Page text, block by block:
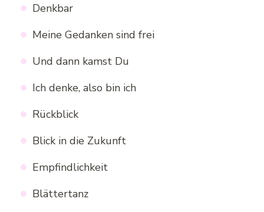
Denkbar
Meine Gedanken sind frei
Und dann kamst Du
Ich denke, also bin ich
Rückblick
Blick in die Zukunft
Empfindlichkeit
Blättertanz